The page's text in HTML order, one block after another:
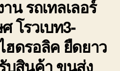
น รถเทลเลอร์
โรวเบท3-
ฮดรอลิค ยืดยาว
บสินค้า ขนส่ง